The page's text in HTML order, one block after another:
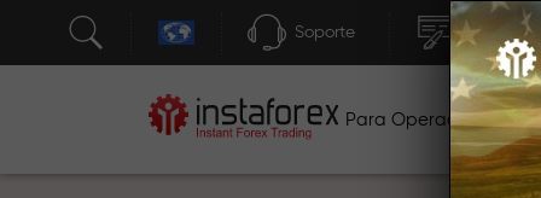
Soporte Apertura
Para Operadores